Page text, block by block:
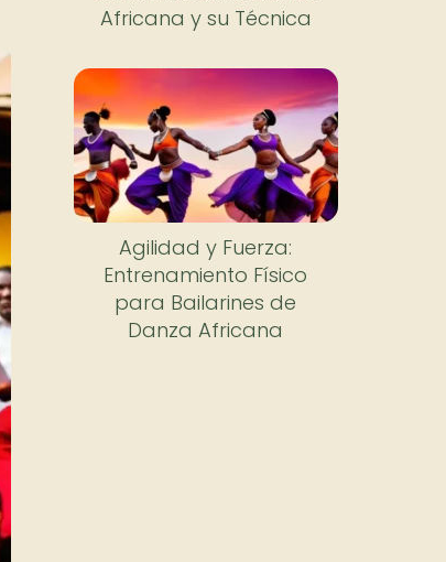
Africana y su Técnica
Agilidad y Fuerza:
Entrenamiento Físico
para Bailarines de
Danza Africana